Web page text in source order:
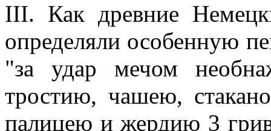
III. Как древние
определяли особенную
"за удар мечом
тростию, чашею,
палицею и жердию 3